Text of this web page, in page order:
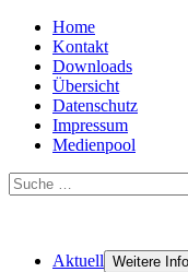
Home
Kontakt
Downloads
Übersicht
Datenschutz
Impressum
Medienpool
Aktuell Weitere